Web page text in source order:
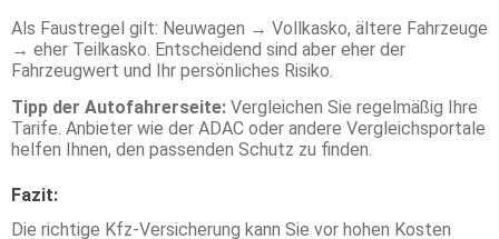
Als Faustregel gilt: Neuwagen → Vollkasko, ältere Fahrzeuge
→ eher Teilkasko. Entscheidend sind aber eher der
Fahrzeugwert und Ihr persönliches Risiko.
Tipp der Autofahrerseite: Vergleichen Sie regelmäßig Ihre
Tarife. Anbieter wie der ADAC oder andere Vergleichsportale
helfen Ihnen, den passenden Schutz zu finden.
Fazit:
Die richtige Kfz-Versicherung kann Sie vor hohen Kosten